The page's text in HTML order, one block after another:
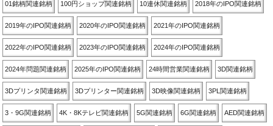
01銘柄関連銘柄 100円ショップ関連銘柄 10連休関連銘柄 2018年のIPO関連銘柄
2019年のIPO関連銘柄 2020年のIPO関連銘柄 2021年のIPO関連銘柄
2022年のIPO関連銘柄 2023年のIPO関連銘柄 2024年のIPO関連銘柄
2024年問題関連銘柄 2025年のIPO関連銘柄 24時間営業関連銘柄 3D関連銘柄
3Dプリンタ関連銘柄 3Dプリンター関連銘柄 3D映像関連銘柄 3PL関連銘柄
3・9G関連銘柄 4K・8Kテレビ関連銘柄 5G関連銘柄 6G関連銘柄 AED関連銘柄